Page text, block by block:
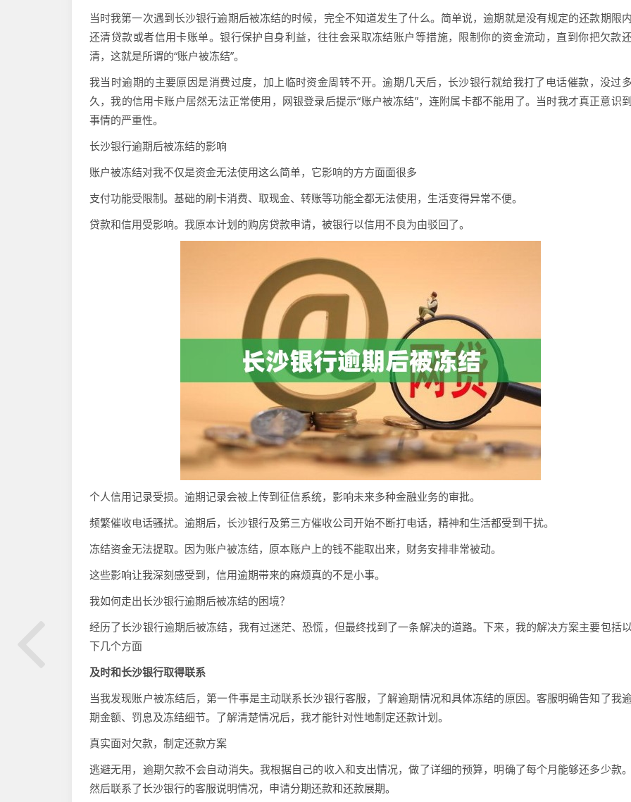
当时我第一次遇到长沙银行逾期后被冻结的时候，完全不知道发生了什么。简单说，逾期就是没有规定的还款期限内
还清贷款或者信用卡账单。银行保护自身利益，往往会采取冻结账户等措施，限制你的资金流动，直到你把欠款还
清，这就是所谓的“账户被冻结”。
我当时逾期的主要原因是消费过度，加上临时资金周转不开。逾期几天后，长沙银行就给我打了电话催款，没过多
久，我的信用卡账户居然无法正常使用，网银登录后提示“账户被冻结”，连附属卡都不能用了。当时我才真正意识到
事情的严重性。
长沙银行逾期后被冻结的影响
账户被冻结对我不仅是资金无法使用这么简单，它影响的方方面面很多
支付功能受限制。基础的刷卡消费、取现金、转账等功能全都无法使用，生活变得异常不便。
贷款和信用受影响。我原本计划的购房贷款申请，被银行以信用不良为由驳回了。
个人信用记录受损。逾期记录会被上传到征信系统，影响未来多种金融业务的审批。
频繁催收电话骚扰。逾期后，长沙银行及第三方催收公司开始不断打电话，精神和生活都受到干扰。
冻结资金无法提取。因为账户被冻结，原本账户上的钱不能取出来，财务安排非常被动。
这些影响让我深刻感受到，信用逾期带来的麻烦真的不是小事。
我如何走出长沙银行逾期后被冻结的困境？
经历了长沙银行逾期后被冻结，我有过迷茫、恐慌，但最终找到了一条解决的道路。下来，我的解决方案主要包括以
下几个方面
及时和长沙银行取得联系
当我发现账户被冻结后，第一件事是主动联系长沙银行客服，了解逾期情况和具体冻结的原因。客服明确告知了我
期金额、罚息及冻结细节。了解清楚情况后，我才能针对性地制定还款计划。
真实面对欠款，制定还款方案
逃避无用，逾期欠款不会自动消失。我根据自己的收入和支出情况，做了详细的预算，明确了每个月能够还多少款。
然后联系了长沙银行的客服说明情况，申请分期还款和还款展期。